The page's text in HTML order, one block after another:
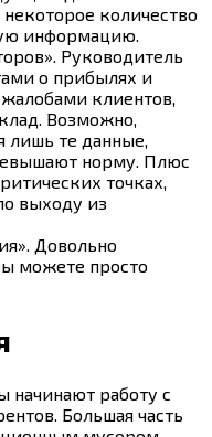
количество
информацию.
Руководитель
о прибылях и
клиентов,
Возможно,
лишь те данные,
норму. Плюс
точках,
выходу из
Довольно
можете просто
работу с
Большая часть